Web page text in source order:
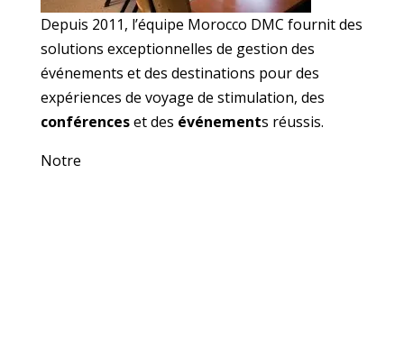
Depuis 2011, l’équipe Morocco DMC fournit des
solutions exceptionnelles de gestion des
événements et des destinations pour des
expériences de voyage de stimulation, des
conférenceset des événements réussis.
Notre